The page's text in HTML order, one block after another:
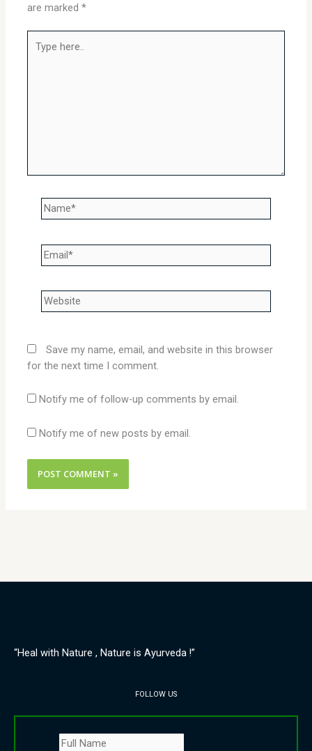
are marked*
here..
Name*
Email*
Website
Save my name, email, and website in this browser
for the next time I comment.
Notify me of follow-up comments by email.
Notify me of new posts by email.
“Heal with Nature , Nature is Ayurveda !”
FOLLOW US